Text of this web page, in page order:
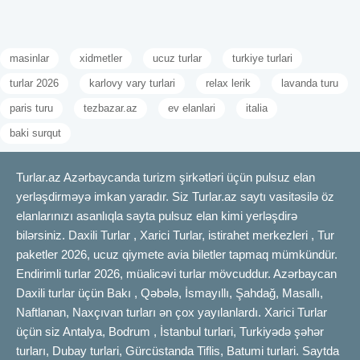
masinlar xidmetler ucuz turlar turkiye turlari
turlar 2026 karlovy vary turlari relax lerik lavanda turu
paris turu tezbazar.az ev elanlari italia
baki surqut
Turlar.az Azərbaycanda turizm şirkətləri üçün pulsuz elan
yerləşdirməyə imkan yaradır. Siz Turlar.az saytı vasitəsilə öz
elanlarınızı asanlıqla sayta pulsuz elan kimi yerləşdirə
bilərsiniz. Daxili Turlar , Xarici Turlar, istirahet merkezleri , Tur
paketler 2026, ucuz qiymete avia biletler tapmaq mümkündür.
Endirimli turlar 2026, müalicəvi turlar mövcuddur. Azərbaycan
Daxili turlar üçün Bakı , Qəbələ, İsmayıllı, Şahdağ, Masallı,
Naftlanan, Naxçıvan turları ən çox yayılanlardı. Xarici Turlar
üçün siz Antalya, Bodrum , İstanbul turlari, Turkiyədə şəhər
turları, Dubay turlari, Gürcüstanda Tiflis, Batumi turlari. Saytda